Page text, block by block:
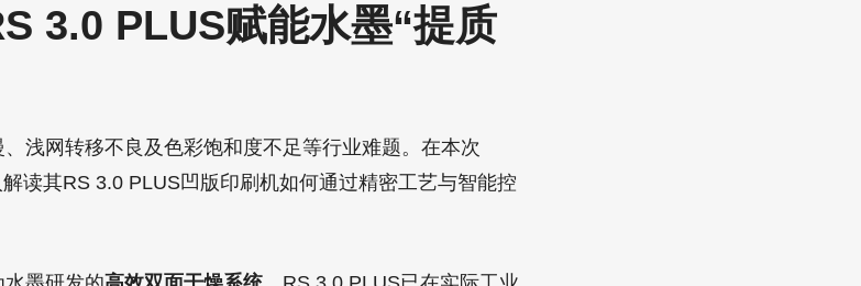
3.0 PLUS赋能水墨“提质
浅网转移不良及色彩饱和度不足等行业难题。在本次
读其RS 3.0 PLUS凹版印刷机如何通过精密工艺与智能控